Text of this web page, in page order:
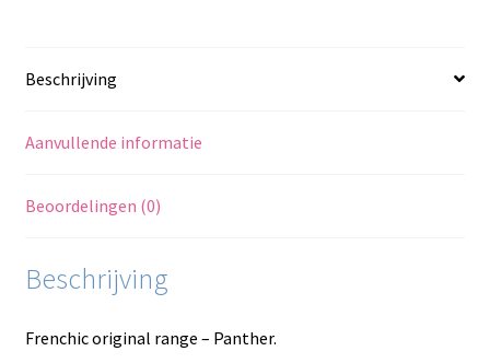
Beschrijving
Aanvullende informatie
Beoordelingen (0)
Beschrijving
Frenchic original range – Panther.